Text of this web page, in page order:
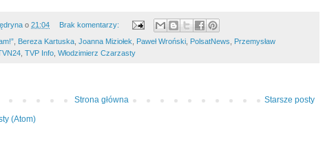
o 21:04 Brak komentarzy:
Bereza Kartuska Joanna Miziołek Paweł Wroński PolsatNews
Przemysław
TVP Info Włodzimierz Czarzasty
Starsze posty
Strona główna
(Atom)